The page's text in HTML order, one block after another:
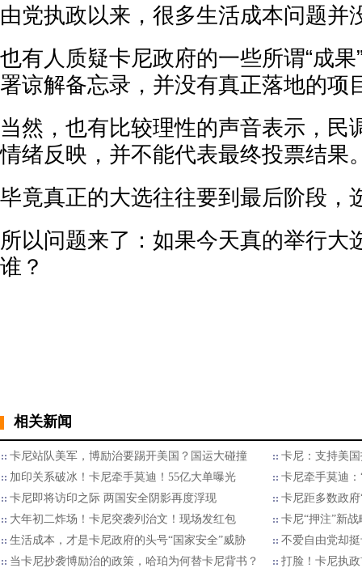
由党执政以来，很多生活成本问题并
也有人质疑卡尼政府的一些所谓“成
署谅解备忘录，并没有真正落地的项
当然，也有比较理性的声音表示，民
情绪反映，并不能代表最终投票结果
毕竟真正的大选往往要到最后阶段，
所以问题来了：如果今天真的举行大
谁？
相关新闻
卡尼站队美军，博励治要踢开美国？国运大碰撞
卡尼：支持美
加印关系破冰！卡尼牵手莫迪！55亿大单曝光
卡尼牵手莫迪
卡尼即将访印之际 两国安全阴影再度浮现
卡尼距多数政
大年初二炸场！卡尼突袭列治文！现场发红包
卡尼“押注”新
生活成本，才是卡尼政府的头号“国家安全”威胁
不爱自由党却
当卡尼抄袭博励治的政策，哈珀为何替卡尼背书？
打脸！卡尼执